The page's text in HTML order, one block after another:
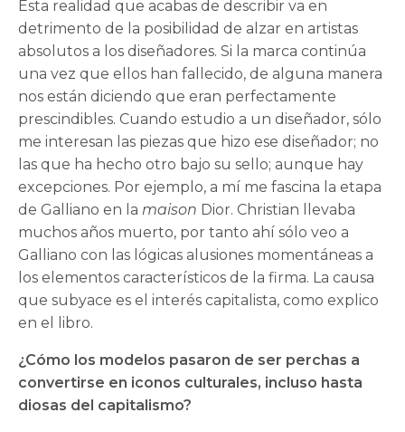
Esta realidad que acabas de describir va en
detrimento de la posibilidad de alzar en artistas
absolutos a los diseñadores. Si la marca continúa
una vez que ellos han fallecido, de alguna manera
nos están diciendo que eran perfectamente
prescindibles. Cuando estudio a un diseñador, sólo
me interesan las piezas que hizo ese diseñador; no
las que ha hecho otro bajo su sello; aunque hay
excepciones. Por ejemplo, a mí me fascina la etapa
de Galliano en la maison Dior. Christian llevaba
muchos años muerto, por tanto ahí sólo veo a
Galliano con las lógicas alusiones momentáneas a
los elementos característicos de la firma. La causa
que subyace es el interés capitalista, como explico
en el libro.
¿Cómo los modelos pasaron de ser perchas a
convertirse en iconos culturales, incluso hasta
diosas del capitalismo?